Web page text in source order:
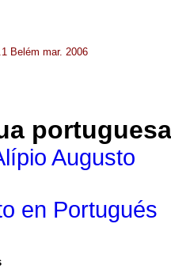
Belém mar. 2006
Augusto
en Portugués